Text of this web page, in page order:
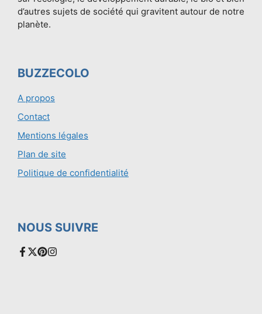
d’autres sujets de société qui gravitent autour de notre
planète.
BUZZECOLO
A propos
Contact
Mentions légales
Plan de site
Politique de confidentialité
NOUS SUIVRE